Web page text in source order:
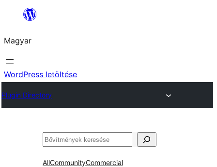
Ugrás
tartalomhoz
Magyar
WordPress letöltése
Plugin Directory
Keresés
AllCommunityCommercial